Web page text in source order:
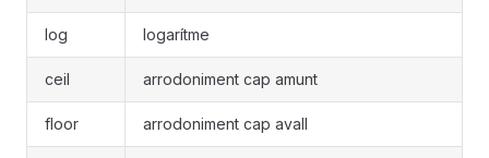
log logarítme
ceil arrodoniment cap amunt
floor arrodoniment cap avall